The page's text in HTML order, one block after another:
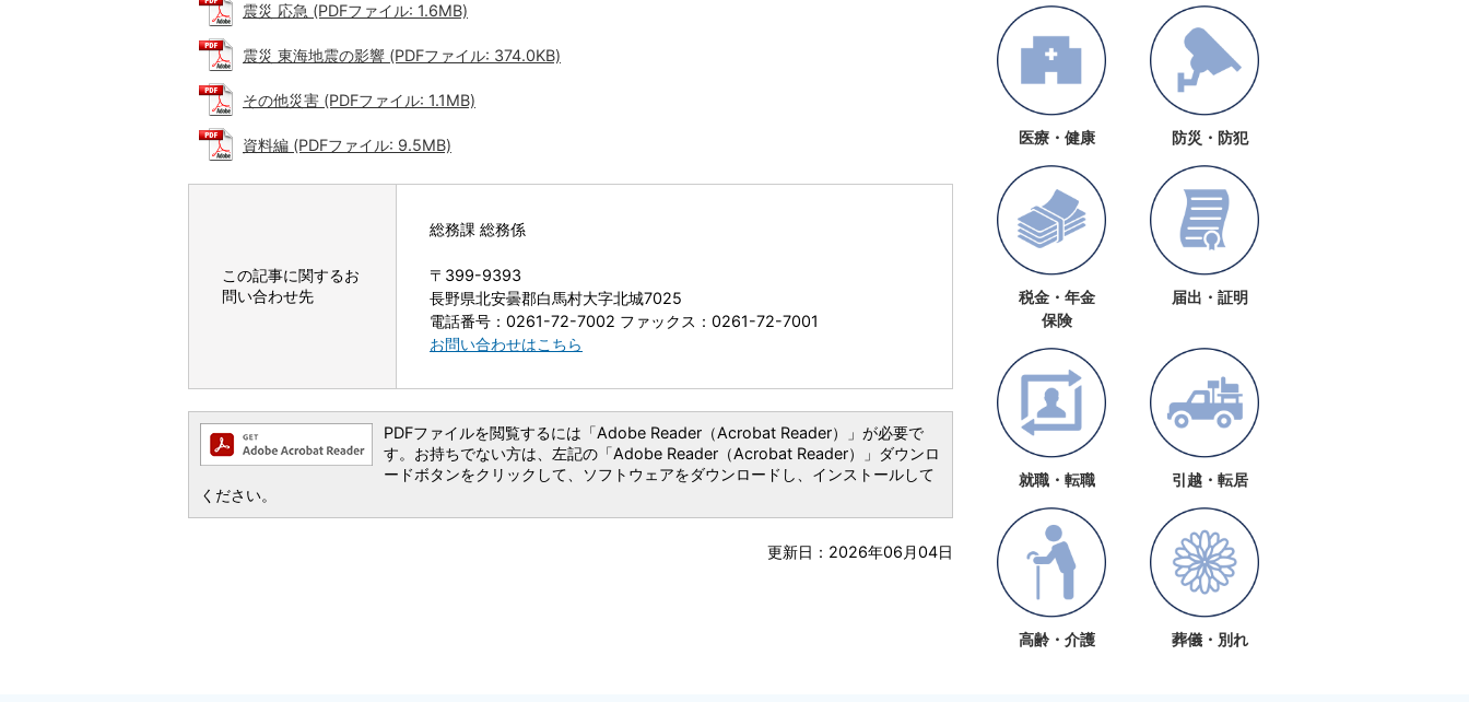
震災 応急 (PDFファイル: 1.6MB)
震災 東海地震の影響 (PDFファイル: 374.0KB)
その他災害 (PDFファイル: 1.1MB)
資料編 (PDFファイル: 9.5MB)
この記事に関するお
問い合わせ先
総務課 総務係
〒399-9393
長野県北安曇郡白馬村大字北城7025
電話番号：0261-72-7002 ファックス：0261-72-7001
お問い合わせはこちら
PDFファイルを閲覧するには「Adobe Reader（Acrobat Reader）」が必要で
す。お持ちでない方は、左記の「Adobe Reader（Acrobat Reader）」ダウンロ
ードボタンをクリックして、ソフトウェアをダウンロードし、インストールして
ください。
更新日：2026年06月04日
医療・健康 防災・防犯
税金・年金
保険
届出・証明
就職・転職 引越・転居
高齢・介護 葬儀・別れ